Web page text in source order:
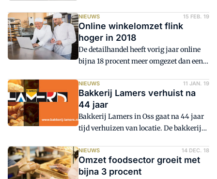
Centraal Bureau voor de Statistiek (CBS).
De winkels in voedings- en
genotmiddelen hebben in februari 1
procent meer omgezet.
NIEUWS 15 FEB. 19
Online winkelomzet flink
hoger in 2018
De detailhandel heeft vorig jaar online
bijna 18 procent meer omgezet dan een
van het Centraal Bureau voor de
Statistiek (CBS).
NIEUWS 11 JAN. 19
Bakkerij Lamers verhuist na
44 jaar
Bakkerij Lamers in Oss gaat na 44 jaar
tijd verhuizen van locatie. De bakkerij
Aldi die graag wil groeien.
NIEUWS 14 DEC. 18
Omzet foodsector groeit met
bijna 3 procent